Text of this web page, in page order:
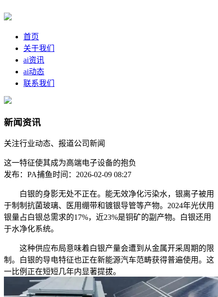
首页
关于我们
ai资讯
ai动态
联系我们
新闻资讯
关注行业动态、报道公司新闻
这一特征使其成为高端电子设备的抱负
发布：PA捕鱼时间：2026-02-09 08:27
白银的身影无处不正在。能无效净化污染水，银离子被用
于制制抗菌玻璃、医用绷带和镀银导管等产物。2024年光伏用
银量占白银总需求的17%，近23%是铜矿的副产物。白银还用
于水净化系统。
这种供应布局意味着白银产量会遭到从金属开采周期的限
制。白银的导电特征也正在新能源汽车范畴获得普遍使用。这
一比例正在短短几年内显著提拔。